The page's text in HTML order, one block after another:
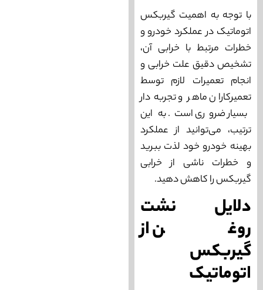
با توجه به اهمیت گیربکس
اتوماتیک در عملکرد خودرو و
خطرات مرتبط با خرابی آن،
تشخیص دقیق علت خرابی و
انجام تعمیرات لازم توسط
تعمیرکاران ماهر و تجربه‌ دار
بسیار ضروری است. به این
ترتیب، می‌‌توانید از عملکرد
بهینه خودرو خود لذت ببرید
و خطرات ناشی از خرابی
گیربکس را کاهش دهید.
دلایل نشت
روغن از
گیربکس
اتوماتیک